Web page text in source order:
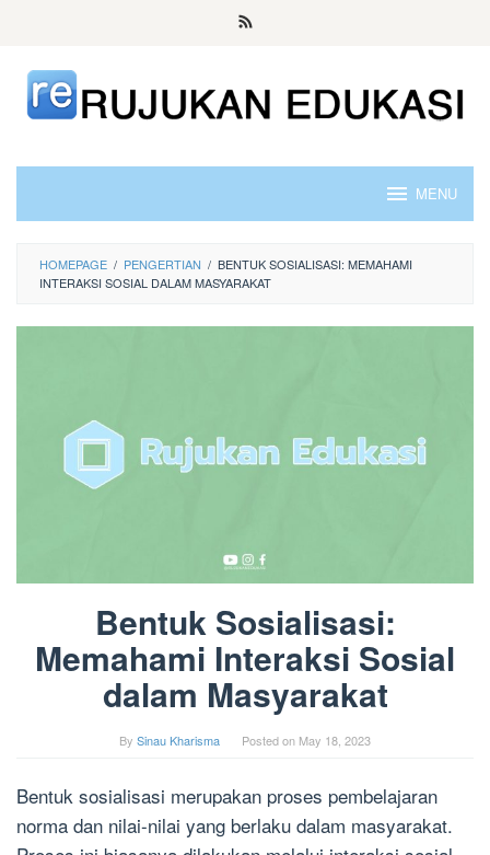
content
MENU
HOMEPAGE / PENGERTIAN / BENTUK SOSIALISASI: MEMAHAMI
INTERAKSI SOSIAL DALAM MASYARAKAT
Bentuk Sosialisasi:
Memahami Interaksi Sosial
dalam Masyarakat
By Sinau Kharisma Posted on May 18, 2023
Bentuk sosialisasi merupakan proses pembelajaran
norma dan nilai-nilai yang berlaku dalam masyarakat.